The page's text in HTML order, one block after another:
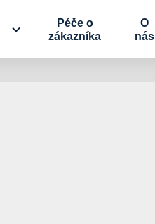
Péče o
zákazníka
O
nás